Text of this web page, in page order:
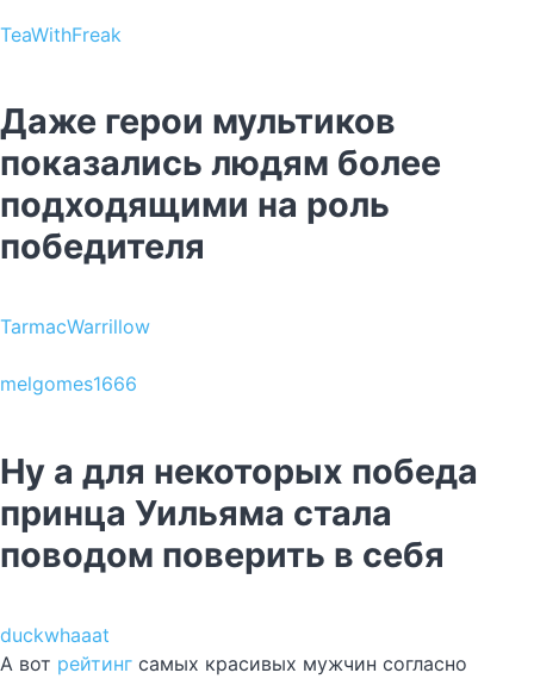
TeaWithFreak
Даже герои мультиков
показались людям более
подходящими на роль
победителя
TarmacWarrillow
melgomes1666
Ну а для некоторых победа
принца Уильяма стала
поводом поверить в себя
duckwhaaat
А вот рейтинг самых красивых мужчин согласно